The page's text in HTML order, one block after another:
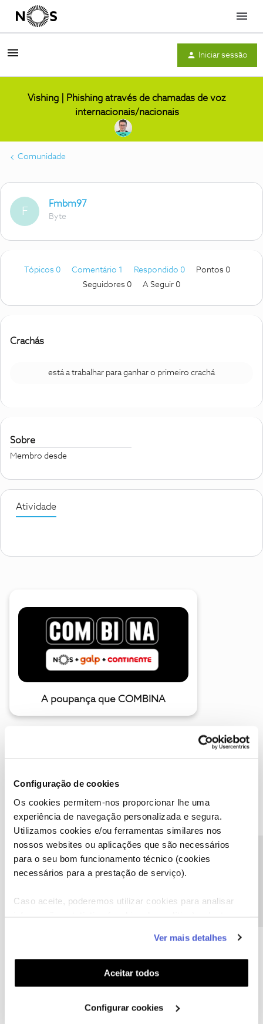
Configuração de cookies
Os cookies permitem-nos proporcionar lhe uma
experiência de navegação personalizada e segura.
Utilizamos cookies e/ou ferramentas similares nos
nossos websites ou aplicações que são necessários
para o seu bom funcionamento técnico (cookies
necessários para a prestação de serviço).
Caso aceite, poderemos utilizar cookies para analisar
funcionalidades (cookies de personalização e
funcionalidade) e adaptar anúncios aos seus interesses
(cookies de publicidade personalizada). Pode gerir a
utilização dos cookies clicando em "Configurar
Ver mais detalhes
Aceitar todos
Configurar cookies
Menu
Iniciar sessão
Vishing | Phishing através de chamadas de voz
internacionais/nacionais
Comunidade
F
Fmbm97
Byte
Tópicos 0 Comentário 1 Respondido 0
Pontos 0
Seguidores 0 A Seguir 0
Crachás
está a trabalhar para ganhar o primeiro crachá
Sobre
Membro desde
Atividade
A poupança que COMBINA
Descubra as novidades de julho
Hall of Fame de julho
17 soluções